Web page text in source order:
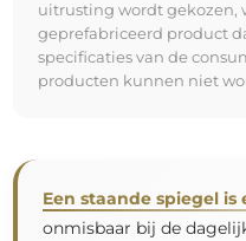
uitrusting wordt gekozen,
geprefabriceerd product
specificaties van de
producten kunnen niet
Een staande spiegel
onmisbaar bij de